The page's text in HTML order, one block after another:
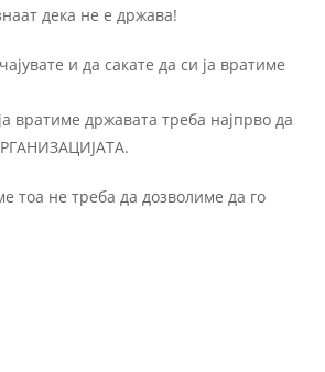
дека не е држава!
и да сакате да си ја вратиме
вратиме државата треба најпрво да
тоа не треба да дозволиме да го